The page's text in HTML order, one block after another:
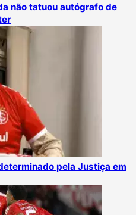
não tatuou autógrafo de
pela Justiça em